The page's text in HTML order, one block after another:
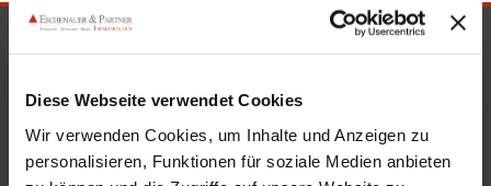
Diese Webseite verwendet Cookies
Wir verwenden Cookies, um Inhalte und Anzeigen zu
personalisieren, Funktionen für soziale Medien anbieten
SICHERHEIT & KOMPETENZ